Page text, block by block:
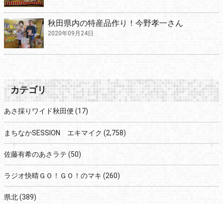
秋田県内の特産品作り！今野孝一さん
2020年09月24日
カテゴリ
あさ採りワイド秋田便 (17)
まちなかSESSION エキマイク (2,758)
佐藤有希のあさラテ (50)
ラジオ快晴ＧＯ！ＧＯ！のマキ (260)
県北(389)